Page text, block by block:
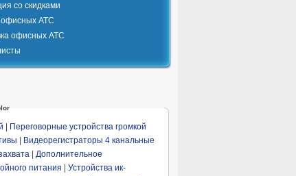
со скидками
АТС
офисных АТС
Переговорные устройства громкой
Видеорегистраторы 4 канальные
Дополнительное
питания
Устройства ик-